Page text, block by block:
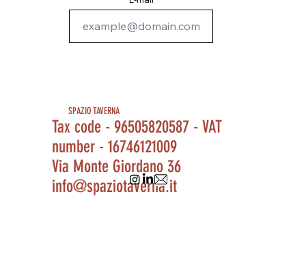
SPAZIO TAVERNA
Tax code - 96505820587 - VAT
number - 16746121009
Via Monte Giordano 36
info@spaziotaverna.it